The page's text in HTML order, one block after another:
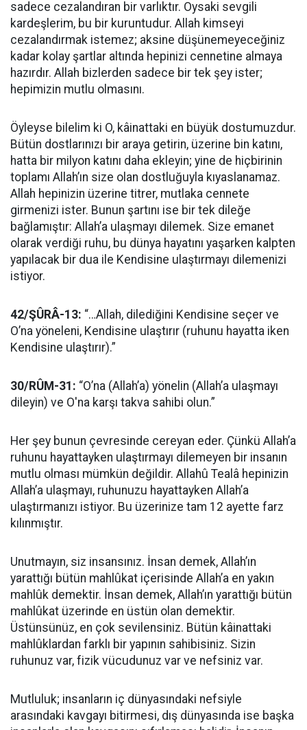
sadece cezalandıran bir varlıktır. Oysaki sevgili
kardeşlerim, bu bir kuruntudur. Allah kimseyi
cezalandırmak istemez; aksine düşünemeyeceğiniz
kadar kolay şartlar altında hepinizi cennetine almaya
hazırdır. Allah bizlerden sadece bir tek şey ister;
hepimizin mutlu olmasını.
Öyleyse bilelim ki O, kâinattaki en büyük dostumuzdur.
Bütün dostlarınızı bir araya getirin, üzerine bin katını,
hatta bir milyon katını daha ekleyin; yine de hiçbirinin
toplamı Allah’ın size olan dostluğuyla kıyaslanamaz.
Allah hepinizin üzerine titrer, mutlaka cennete
girmenizi ister. Bunun şartını ise bir tek dileğe
bağlamıştır: Allah’a ulaşmayı dilemek. Size emanet
olarak verdiği ruhu, bu dünya hayatını yaşarken kalpten
yapılacak bir dua ile Kendisine ulaştırmayı dilemenizi
istiyor.
42/ŞÛRÂ-13: “…Allah, dilediğini Kendisine seçer ve
O’na yöneleni, Kendisine ulaştırır (ruhunu hayatta iken
Kendisine ulaştırır).”
30/RÛM-31: “O’na (Allah’a) yönelin (Allah’a ulaşmayı
dileyin) ve O'na karşı takva sahibi olun.”
Her şey bunun çevresinde cereyan eder. Çünkü Allah’a
ruhunu hayattayken ulaştırmayı dilemeyen bir insanın
mutlu olması mümkün değildir. Allahû Tealâ hepinizin
Allah’a ulaşmayı, ruhunuzu hayattayken Allah’a
ulaştırmanızı istiyor. Bu üzerinize tam 12 ayette farz
kılınmıştır.
Unutmayın, siz insansınız. İnsan demek, Allah’ın
yarattığı bütün mahlûkat içerisinde Allah’a en yakın
mahlûk demektir. İnsan demek, Allah’ın yarattığı bütün
mahlûkat üzerinde en üstün olan demektir.
Üstünsünüz, en çok sevilensiniz. Bütün kâinattaki
mahlûklardan farklı bir yapının sahibisiniz. Sizin
ruhunuz var, fizik vücudunuz var ve nefsiniz var.
Mutluluk; insanların iç dünyasındaki nefsiyle
arasındaki kavgayı bitirmesi, dış dünyasında ise başka